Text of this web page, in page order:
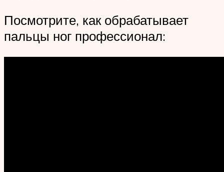
Посмотрите, как обрабатывает
пальцы ног профессионал: